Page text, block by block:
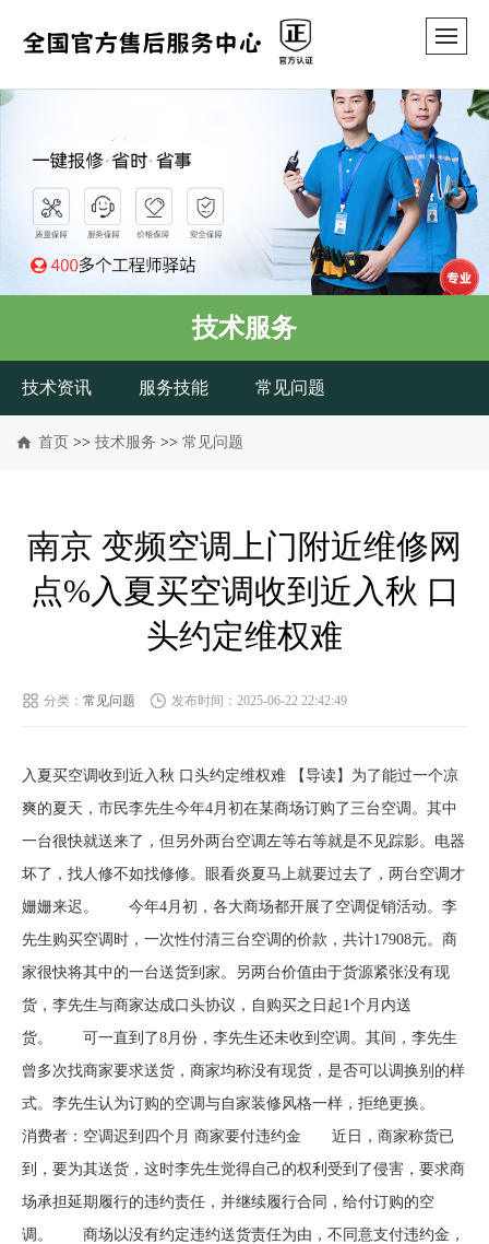
技术服务
技术资讯 服务技能 常见问题
首页 >> 技术服务 >> 常见问题
南京 变频空调上门附近维修网
点%入夏买空调收到近入秋 口
头约定维权难
分类： 常见问题 发布时间：2025-06-22 22:42:49
入夏买空调收到近入秋 口头约定维权难 【导读】为了能过一个凉
爽的夏天，市民李先生今年4月初在某商场订购了三台空调。其中
一台很快就送来了，但另外两台空调左等右等就是不见踪影。电器
坏了，找人修不如找修修。眼看炎夏马上就要过去了，两台空调才
姗姗来迟。 今年4月初，各大商场都开展了空调促销活动。李
先生购买空调时，一次性付清三台空调的价款，共计17908元。商
家很快将其中的一台送货到家。另两台价值由于货源紧张没有现
货，李先生与商家达成口头协议，自购买之日起1个月内送
货。 可一直到了8月份，李先生还未收到空调。其间，李先生
曾多次找商家要求送货，商家均称没有现货，是否可以调换别的样
式。李先生认为订购的空调与自家装修风格一样，拒绝更换。
消费者：空调迟到四个月 商家要付违约金 近日，商家称货已
到，要为其送货，这时李先生觉得自己的权利受到了侵害，要求商
场承担延期履行的违约责任，并继续履行合同，给付订购的空
调。 商场以没有约定违约送货责任为由，不同意支付违约金，